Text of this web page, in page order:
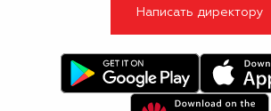
Написать директору